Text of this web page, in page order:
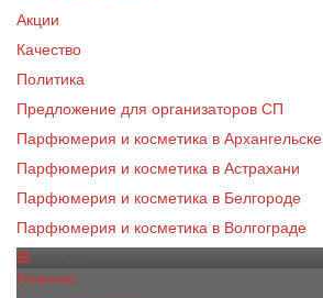
Акции
Качество
Политика
Предложение для организаторов СП
Парфюмерия и косметика в Архангельске
Парфюмерия и косметика в Астрахани
Парфюмерия и косметика в Белгороде
Парфюмерия и косметика в Волгограде
Новинки